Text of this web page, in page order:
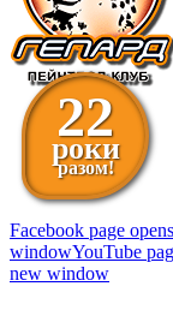
22
роки
разом!
Facebook page
windowYouTube
new window